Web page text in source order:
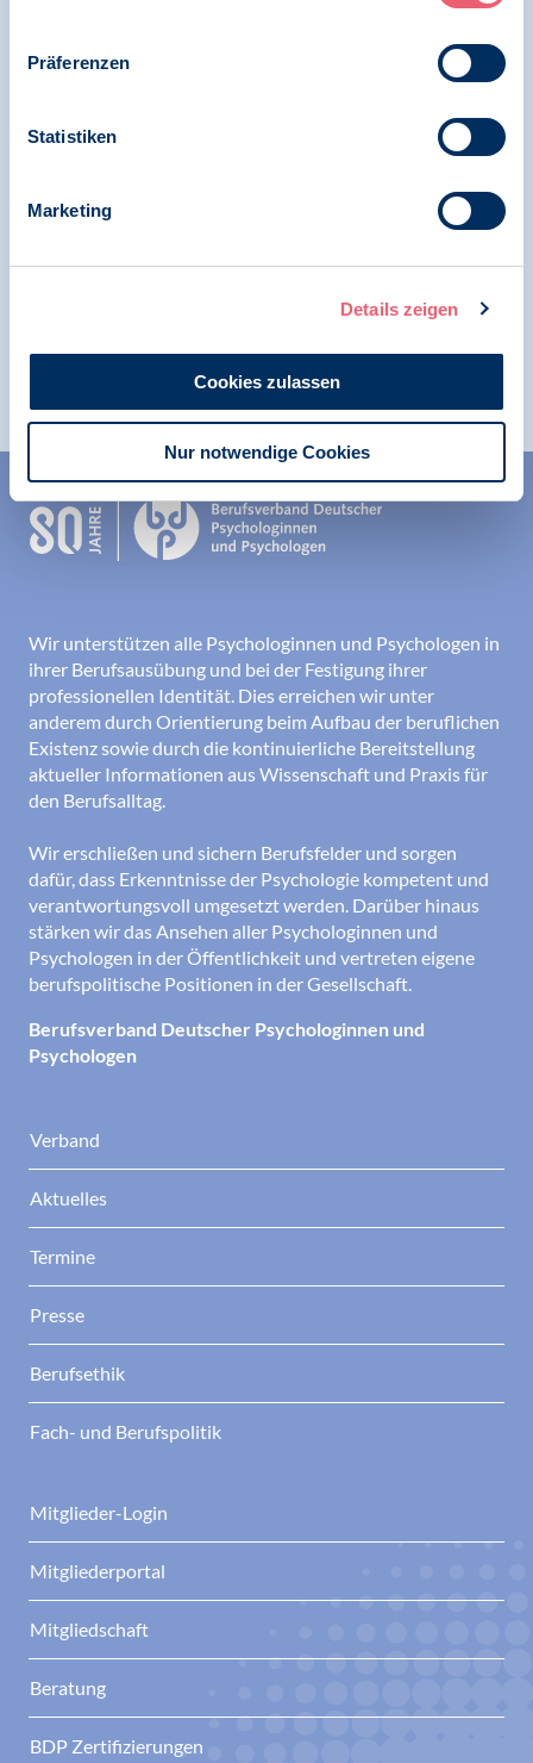
Präferenzen
Statistiken
Marketing
Details zeigen
Cookies zulassen
Nur notwendige Cookies
25.05.2020
Test - Top-News 2
05.06.2019
Wir unterstützen alle Psychologinnen und Psychologen in
ihrer Berufsausübung und bei der Festigung ihrer
professionellen Identität. Dies erreichen wir unter
anderem durch Orientierung beim Aufbau der beruflichen
Existenz sowie durch die kontinuierliche Bereitstellung
aktueller Informationen aus Wissenschaft und Praxis für
den Berufsalltag.
Wir erschließen und sichern Berufsfelder und sorgen
dafür, dass Erkenntnisse der Psychologie kompetent und
verantwortungsvoll umgesetzt werden. Darüber hinaus
stärken wir das Ansehen aller Psychologinnen und
Psychologen in der Öffentlichkeit und vertreten eigene
berufspolitische Positionen in der Gesellschaft.
Berufsverband Deutscher Psychologinnen und
Psychologen
Verband
Aktuelles
Termine
Presse
Berufsethik
Fach- und Berufspolitik
Mitglieder-Login
Mitgliederportal
Mitgliedschaft
Beratung
BDP Zertifizierungen